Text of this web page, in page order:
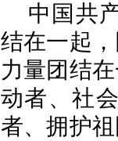
中国共
结在一起
力量团结
动者、社
者、拥护